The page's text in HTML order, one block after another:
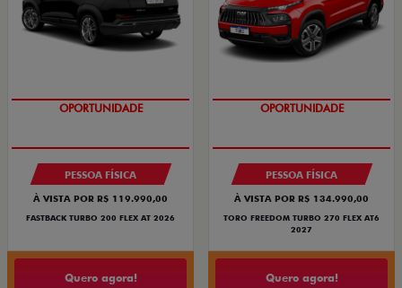
OPORTUNIDADE
PESSOA FÍSICA
À VISTA POR R$ 119.990,00
FASTBACK TURBO 200 FLEX AT 2026
Quero agora!
SUPERVALORIZAÇÃO DO USADO
PESSOA FÍSICA
À VISTA POR R$ 134.990,00
TORO FREEDOM TURBO 270 FLEX AT6
2027
Quero agora!